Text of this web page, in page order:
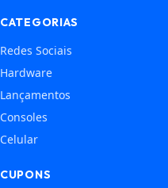
CATEGORIAS
Redes Sociais
Hardware
Lançamentos
Consoles
Celular
CUPONS